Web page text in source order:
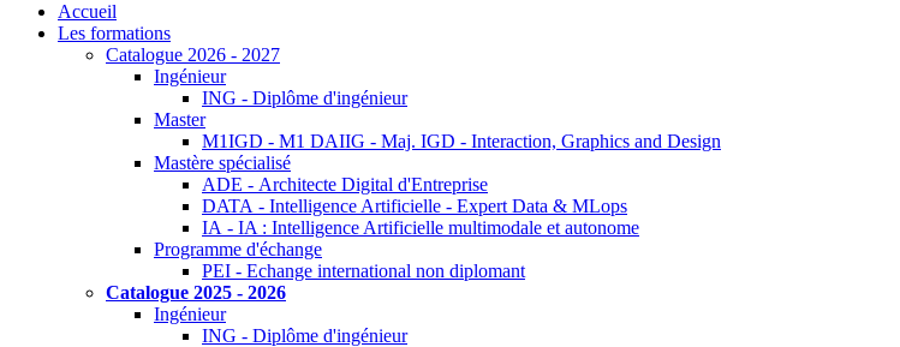
Accueil
Les formations
Catalogue 2026 - 2027
Ingénieur
ING - Diplôme d'ingénieur
Master
M1IGD - M1 DAIIG - Maj. IGD - Interaction, Graphics and Design
Mastère spécialisé
ADE - Architecte Digital d'Entreprise
DATA - Intelligence Artificielle - Expert Data & MLops
IA - IA : Intelligence Artificielle multimodale et autonome
Programme d'échange
PEI - Echange international non diplomant
Catalogue 2025 - 2026
Ingénieur
ING - Diplôme d'ingénieur